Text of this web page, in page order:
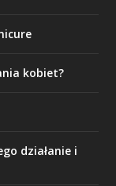
kobiet?
działanie i